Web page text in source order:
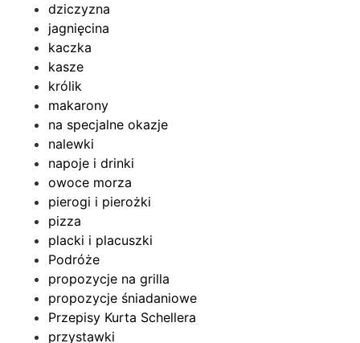
dziczyzna
jagnięcina
kaczka
kasze
królik
makarony
na specjalne okazje
nalewki
napoje i drinki
owoce morza
pierogi i pierożki
pizza
placki i placuszki
Podróże
propozycje na grilla
propozycje śniadaniowe
Przepisy Kurta Schellera
przystawki